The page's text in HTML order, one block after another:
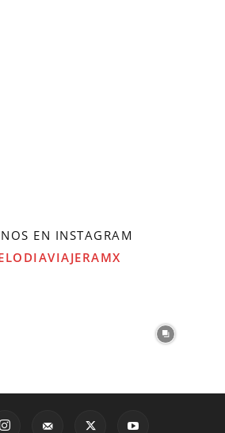
EN INSTAGRAM